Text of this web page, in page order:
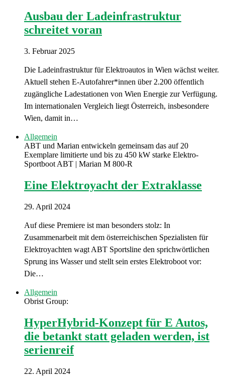
Ausbau der Ladeinfrastruktur
schreitet voran
3. Februar 2025
Die Ladeinfrastruktur für Elektroautos in Wien wächst weiter.
Aktuell stehen E-Autofahrer*innen über 2.200 öffentlich
zugängliche Ladestationen von Wien Energie zur Verfügung.
Im internationalen Vergleich liegt Österreich, insbesondere
Wien, damit in…
Allgemein
ABT und Marian entwickeln gemeinsam das auf 20
Exemplare limitierte und bis zu 450 kW starke Elektro-
Sportboot ABT | Marian M 800-R
Eine Elektroyacht der Extraklasse
29. April 2024
Auf diese Premiere ist man besonders stolz: In
Zusammenarbeit mit dem österreichischen Spezialisten für
Elektroyachten wagt ABT Sportsline den sprichwörtlichen
Sprung ins Wasser und stellt sein erstes Elektroboot vor:
Die…
Allgemein
Obrist Group:
HyperHybrid-Konzept für E Autos,
die betankt statt geladen werden, ist
serienreif
22. April 2024